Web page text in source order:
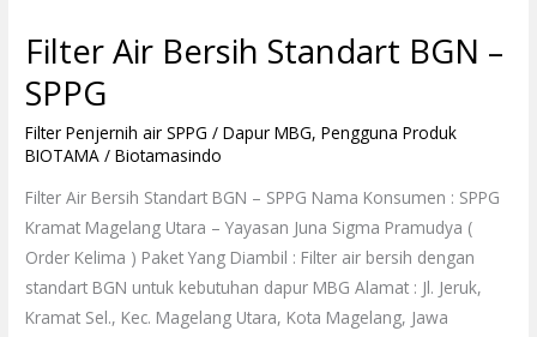
Filter Air Bersih Standart BGN –
SPPG
Filter Penjernih air SPPG / Dapur MBG,Pengguna Produk
BIOTAMA /Biotamasindo
Filter Air Bersih Standart BGN – SPPG Nama Konsumen : SPPG
Kramat Magelang Utara – Yayasan Juna Sigma Pramudya (
Order Kelima ) Paket Yang Diambil : Filter air bersih dengan
standart BGN untuk kebutuhan dapur MBG Alamat : Jl. Jeruk,
Kramat Sel., Kec. Magelang Utara, Kota Magelang, Jawa
Bersih
Standart
BGN
–
SPPG